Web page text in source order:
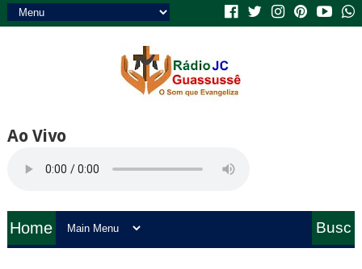
Ao Vivo
Home
Busc